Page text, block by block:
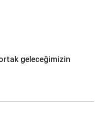
geleceğimizin